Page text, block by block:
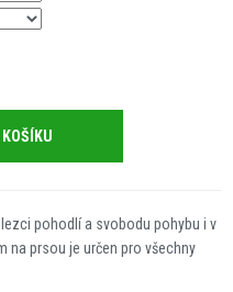
KOŠÍKU
pohodlí a svobodu pohybu i v
na prsou je určen pro všechny